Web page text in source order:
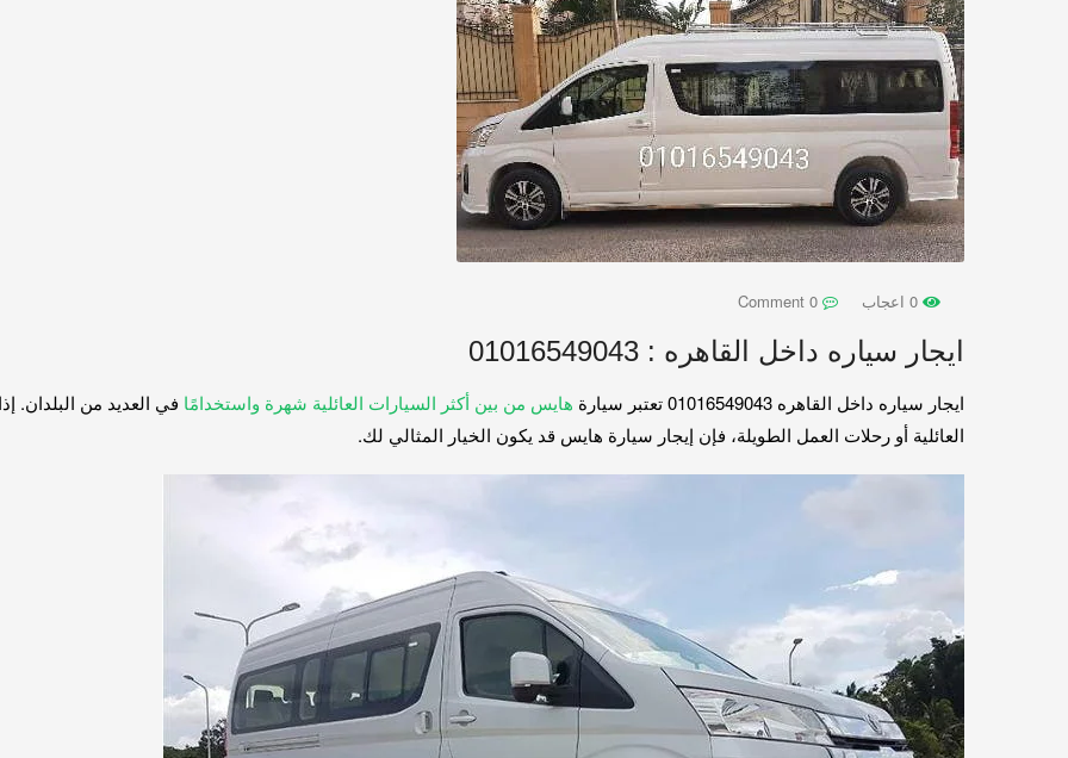
ايجار سياره داخل القاهره : 01016549043
ايجار سياره داخل القاهره 01016549043 تعتبر سيارة هايس من بين أكثر السيارات العائلية شهرة واستخدامًا في العديد من البلدان.
العائلية أو رحلات العمل الطويلة، فإن إيجار سيارة هايس قد يكون الخيار المثالي لك.